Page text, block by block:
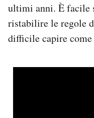
ultimi anni. È facile
ristabilire le regole
difficile capire